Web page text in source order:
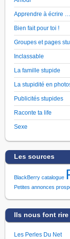
Apprendre à écrire …
Bien fait pour toi !
Groupes et pages
Inclassable
La famille stupide
La stupidité en
Publicités stupides
Raconte ta life
Sexe
Les sources
BlackBerry catalogue
Petites annonces
Ils nous font rire
Les Perles Du Net